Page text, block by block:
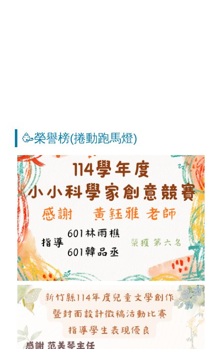
🥳榮譽榜(捲動跑馬燈)